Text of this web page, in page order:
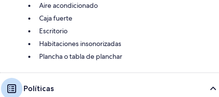
Aire acondicionado
Caja fuerte
Escritorio
Habitaciones insonorizadas
Plancha o tabla de planchar
Políticas